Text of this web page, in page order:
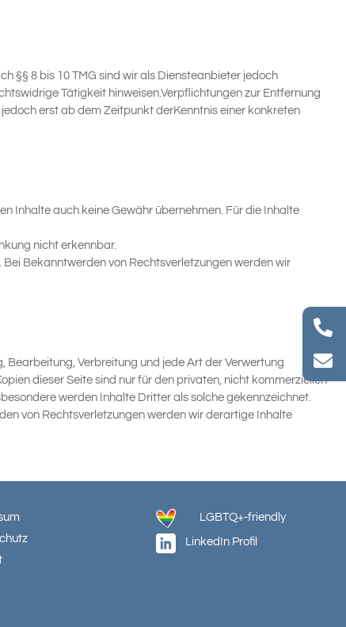
§§ 8 bis 10 TMG sind wir als Diensteanbieter jedoch
Tätigkeit hinweisen.Verpflichtungen zur Entfernung
erst ab dem Zeitpunkt derKenntnis einer konkreten
Inhalte auch keine Gewähr übernehmen. Für die Inhalte
nicht erkennbar.
Bekanntwerden von Rechtsverletzungen werden wir
Verbreitung und jede Art der Verwertung
dieser Seite sind nur für den privaten, nicht kommerziellen
werden Inhalte Dritter als solche gekennzeichnet.
von Rechtsverletzungen werden wir derartige Inhalte
LGBTQ+-friendly
LinkedIn Profil